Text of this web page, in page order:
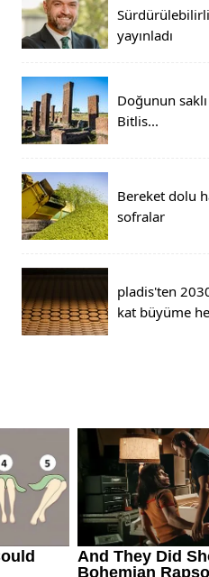
yayınladı
Doğunun
Bitlis...
Bereket dolu
sofralar
pladis'ten
kat büyüme